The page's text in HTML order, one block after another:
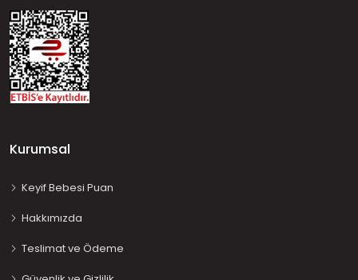
Kurumsal
Keyif Bebesi Puan
Hakkımızda
Teslimat ve Ödeme